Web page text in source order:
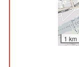
1 km